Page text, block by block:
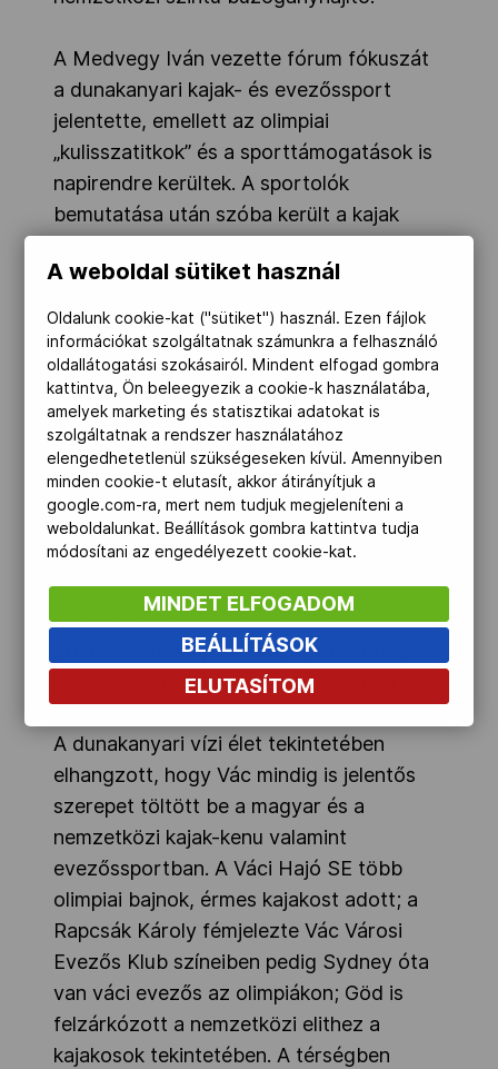
A Medvegy Iván vezette fórum fókuszát
a dunakanyari kajak- és evezőssport
jelentette, emellett az olimpiai
„kulisszatitkok” és a sporttámogatások is
napirendre kerültek. A sportolók
bemutatása után szóba került a kajak
felkészülése, az edzőtábori napok, az
olimpiai szereplés, az ottani
„hétköznapok” és azok tapasztalatai.
Érdekességként a kajakos „fiúk”
beszámoltak arról, hogyan telt „Kati
nénivel” egy átlagos, három edzést
magában foglaló edzőtábori napjuk és
napi 30-40 kilométeres evezésük
Szolnokon. Hirling Zsolt – aki
sportpályafutását befejezve
repülésirányítónak tanul az egyetemen –
2011-es, öthónapos, kenyai, önkéntes,
jótékonysági tevékenységét ismertette.
A dunakanyari vízi élet tekintetében
elhangzott, hogy Vác mindig is jelentős
szerepet töltött be a magyar és a
nemzetközi kajak-kenu valamint
evezőssportban. A Váci Hajó SE több
olimpiai bajnok, érmes kajakost adott; a
Rapcsák Károly fémjelezte Vác Városi
Evezős Klub színeiben pedig Sydney óta
van váci evezős az olimpiákon; Göd is
felzárkózott a nemzetközi elithez a
kajakosok tekintetében. A térségben
A weboldal sütiket használ
Oldalunk cookie-kat ("sütiket") használ. Ezen fájlok
információkat szolgáltatnak számunkra a felhasználó
oldallátogatási szokásairól. Mindent elfogad gombra
kattintva, Ön beleegyezik a cookie-k használatába,
amelyek marketing és statisztikai adatokat is
szolgáltatnak a rendszer használatához
elengedhetetlenül szükségeseken kívül. Amennyiben
minden cookie-t elutasít, akkor átirányítjuk a
google.com-ra, mert nem tudjuk megjeleníteni a
weboldalunkat. Beállítások gombra kattintva tudja
módosítani az engedélyezett cookie-kat.
MINDET ELFOGADOM
BEÁLLÍTÁSOK
ELUTASÍTOM